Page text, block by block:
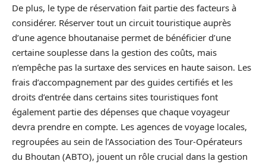
De plus, le type de réservation fait partie des facteurs à
considérer. Réserver tout un circuit touristique auprès
d’une agence bhoutanaise permet de bénéficier d’une
certaine souplesse dans la gestion des coûts, mais
n’empêche pas la surtaxe des services en haute saison. Les
frais d’accompagnement par des guides certifiés et les
droits d’entrée dans certains sites touristiques font
également partie des dépenses que chaque voyageur
devra prendre en compte. Les agences de voyage locales,
regroupées au sein de l’Association des Tour-Opérateurs
du Bhoutan (ABTO), jouent un rôle crucial dans la gestion